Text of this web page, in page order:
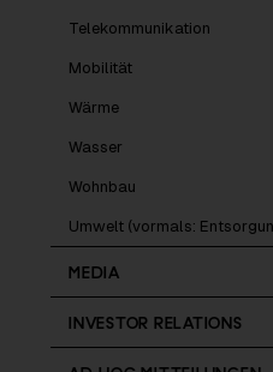
Telekommunikation
Mobilität
Wärme
Wasser
Wohnbau
Umwelt (vormals:
MEDIA
INVESTOR RELATIONS